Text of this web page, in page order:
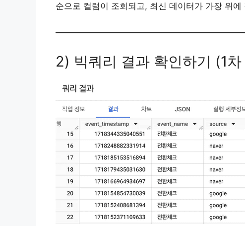
순으로 컬럼이 조회되고, 최신 데이터가 가장 위
2) 빅쿼리 결과 확인하기 (1